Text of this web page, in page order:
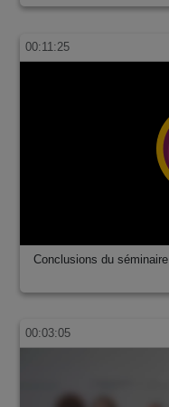
00:11:25
Conclusions du séminaire
00:03:05